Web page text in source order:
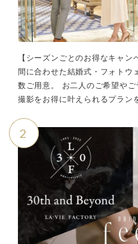
【シーズンごとのお得なキャ
間に合わせた結婚式・フォトウ
数ご用意。 お二人のご希望や
撮影をお得に叶えられるプラン
2